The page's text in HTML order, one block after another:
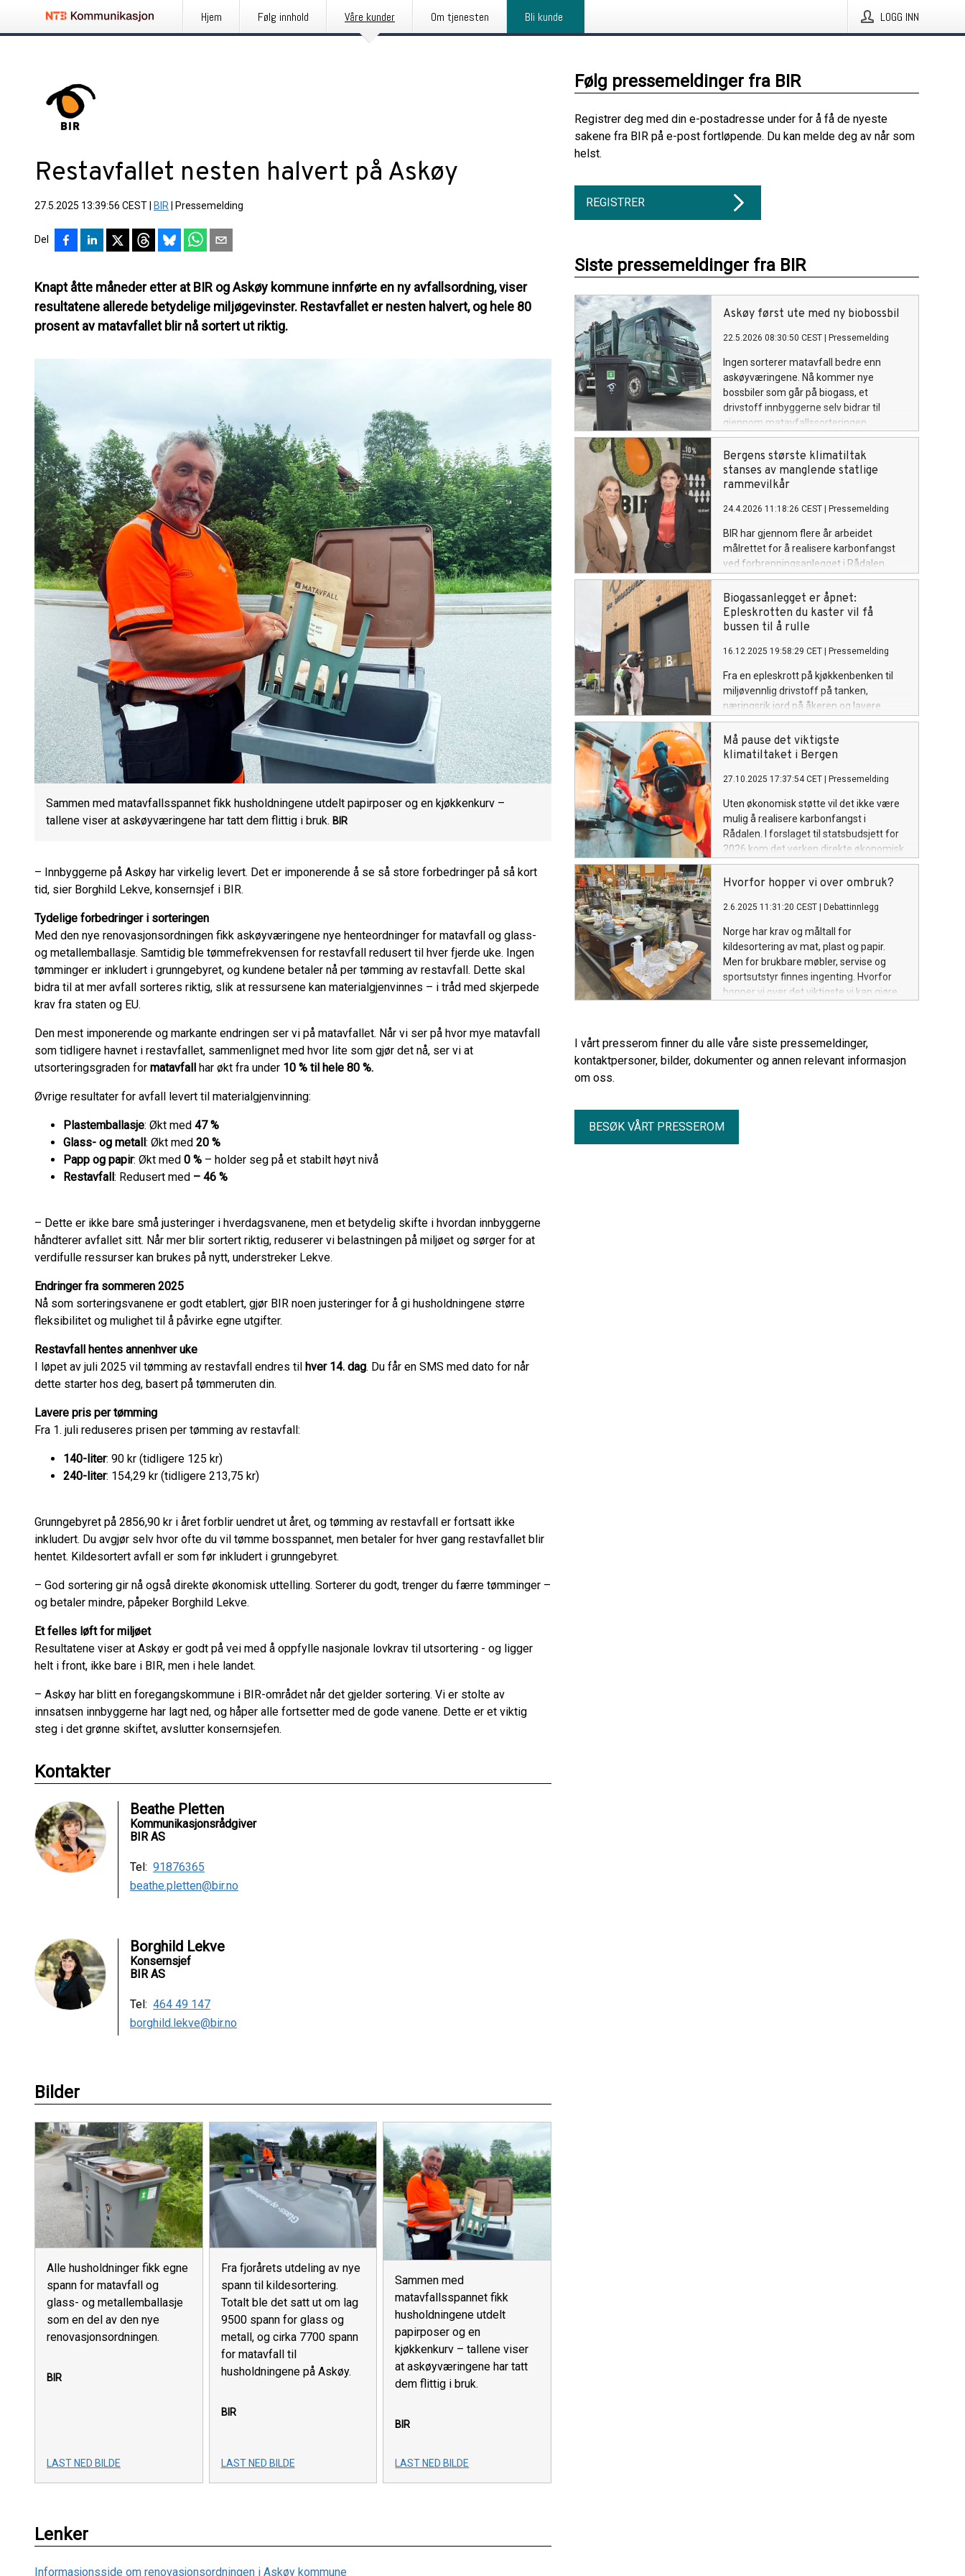
Hjem Følg innhold Våre kunder Om tjenesten Bli kunde LOGG INN
Restavfallet nesten halvert på Askøy
27.5.2025 13:39:56 CEST BIR Pressemelding
Del
Knapt åtte måneder etter at BIR og Askøy kommune innførte en ny avfallsordning, viser
resultatene allerede betydelige miljøgevinster. Restavfallet er nesten halvert, og hele 80
prosent av matavfallet blir nå sortert ut riktig.
Sammen med matavfallsspannet fikk husholdningene utdelt papirposer og en kjøkkenkurv –
tallene viser at askøyværingene har tatt dem flittig i bruk. BIR
– Innbyggerne på Askøy har virkelig levert. Det er imponerende å se så store forbedringer på så kort
tid, sier Borghild Lekve, konsernsjef i BIR.
Tydelige forbedringer i sorteringen
Med den nye renovasjonsordningen fikk askøyværingene nye henteordninger for matavfall og glass-
og metallemballasje. Samtidig ble tømmefrekvensen for restavfall redusert til hver fjerde uke. Ingen
tømminger er inkludert i grunngebyret, og kundene betaler nå per tømming av restavfall. Dette skal
bidra til at mer avfall sorteres riktig, slik at ressursene kan materialgjenvinnes – i tråd med skjerpede
krav fra staten og EU.
Den mest imponerende og markante endringen ser vi på matavfallet. Når vi ser på hvor mye matavfall
som tidligere havnet i restavfallet, sammenlignet med hvor lite som gjør det nå, ser vi at
utsorteringsgraden for matavfall har økt fra under 10 % til hele 80 %.
Øvrige resultater for avfall levert til materialgjenvinning:
Plastemballasje: Økt med 47 %
Glass- og metall: Økt med 20 %
Papp og papir: Økt med 0 % – holder seg på et stabilt høyt nivå
Restavfall: Redusert med – 46 %
– Dette er ikke bare små justeringer i hverdagsvanene, men et betydelig skifte i hvordan innbyggerne
håndterer avfallet sitt. Når mer blir sortert riktig, reduserer vi belastningen på miljøet og sørger for at
verdifulle ressurser kan brukes på nytt, understreker Lekve.
Endringer fra sommeren 2025
Nå som sorteringsvanene er godt etablert, gjør BIR noen justeringer for å gi husholdningene større
fleksibilitet og mulighet til å påvirke egne utgifter.
Restavfall hentes annenhver uke
I løpet av juli 2025 vil tømming av restavfall endres til hver 14. dag. Du får en SMS med dato for når
dette starter hos deg, basert på tømmeruten din.
Lavere pris per tømming
Fra 1. juli reduseres prisen per tømming av restavfall:
140-liter: 90 kr (tidligere 125 kr)
240-liter: 154,29 kr (tidligere 213,75 kr)
Grunngebyret på 2856,90 kr i året forblir uendret ut året, og tømming av restavfall er fortsatt ikke
inkludert. Du avgjør selv hvor ofte du vil tømme bosspannet, men betaler for hver gang restavfallet blir
hentet. Kildesortert avfall er som før inkludert i grunngebyret.
– God sortering gir nå også direkte økonomisk uttelling. Sorterer du godt, trenger du færre tømminger –
og betaler mindre, påpeker Borghild Lekve.
Et felles løft for miljøet
Resultatene viser at Askøy er godt på vei med å oppfylle nasjonale lovkrav til utsortering - og ligger
helt i front, ikke bare i BIR, men i hele landet.
– Askøy har blitt en foregangskommune i BIR-området når det gjelder sortering. Vi er stolte av
innsatsen innbyggerne har lagt ned, og håper alle fortsetter med de gode vanene. Dette er et viktig
steg i det grønne skiftet, avslutter konsernsjefen.
Kontakter
Beathe Pletten
Kommunikasjonsrådgiver
BIR AS
Tel: 91876365
beathe.pletten@bir.no
Borghild Lekve
Konsernsjef
BIR AS
Tel: 464 49 147
borghild.lekve@bir.no
Bilder
Alle husholdninger fikk egne
spann for matavfall og
glass- og metallemballasje
som en del av den nye
renovasjonsordningen.
BIR
LAST NED BILDE
Fra fjorårets utdeling av nye
spann til kildesortering.
Totalt ble det satt ut om lag
9500 spann for glass og
metall, og cirka 7700 spann
for matavfall til
husholdningene på Askøy.
BIR
LAST NED BILDE
Sammen med
matavfallsspannet fikk
husholdningene utdelt
papirposer og en
kjøkkenkurv – tallene viser
at askøyværingene har tatt
dem flittig i bruk.
BIR
LAST NED BILDE
Lenker
Informasjonsside om renovasjonsordningen i Askøy kommune
Følg pressemeldinger fra BIR
Registrer deg med din e-postadresse under for å få de nyeste
sakene fra BIR på e-post fortløpende. Du kan melde deg av når som
helst.
REGISTRER
Siste pressemeldinger fra BIR
Askøy først ute med ny biobossbil
22.5.2026 08:30:50 CEST Pressemelding
Ingen sorterer matavfall bedre enn
askøyværingene. Nå kommer nye
bossbiler som går på biogass, et
drivstoff innbyggerne selv bidrar til
gjennom matavfallssorteringen.
Samtidig vil de nye bilene føre til enkelte
endringer i bosstømmingen.
Bergens største klimatiltak
stanses av manglende statlige
rammevilkår
24.4.2026 11:18:26 CEST Pressemelding
BIR har gjennom flere år arbeidet
målrettet for å realisere karbonfangst
ved forbrenningsanlegget i Rådalen.
Etter en samlet vurdering avslutter BIR
den aktive satsingen på etablering av
karbonfangst.
Biogassanlegget er åpnet:
Epleskrotten du kaster vil få
bussen til å rulle
16.12.2025 19:58:29 CET Pressemelding
Fra en epleskrott på kjøkkenbenken til
miljøvennlig drivstoff på tanken,
næringsrik jord på åkeren og lavere
klimaavtrykk: Med åpningen av det nye
biogassanlegget på Voss ser vi hvordan
summen av små bidrag fra mange blir til
Må pause det viktigste
klimatiltaket i Bergen
27.10.2025 17:37:54 CET Pressemelding
Uten økonomisk støtte vil det ikke være
mulig å realisere karbonfangst i
Rådalen. I forslaget til statsbudsjett for
2026 kom det verken direkte økonomisk
støtte eller andre modeller for
finansiering av karbonfangst i Rådalen.
arbeidet med karbonfangst ved
forbrenningsanlegget i Rådalen på
pause. Vi håper det er rom for
karbonfangst (CCS) i det endelige
Hvorfor hopper vi over ombruk?
2.6.2025 11:31:20 CEST Debattinnlegg
Norge har krav og måltall for
kildesortering av mat, plast og papir.
Men for brukbare møbler, servise og
sportsutstyr finnes ingenting. Hvorfor
hopper vi over det viktigste vi kan gjøre
I vårt presserom finner du alle våre siste pressemeldinger,
kontaktpersoner, bilder, dokumenter og annen relevant informasjon
om oss.
BESØK VÅRT PRESSEROM